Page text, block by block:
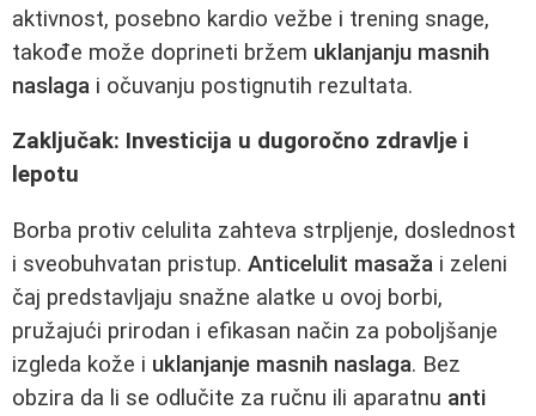
aktivnost, posebno kardio vežbe i trening snage,
takođe može doprineti bržem uklanjanju masnih
naslaga i očuvanju postignutih rezultata.
Zaključak: Investicija u dugoročno zdravlje i
lepotu
Borba protiv celulita zahteva strpljenje, doslednost
i sveobuhvatan pristup. Anticelulit masaža i zeleni
čaj predstavljaju snažne alatke u ovoj borbi,
pružajući prirodan i efikasan način za poboljšanje
izgleda kože i uklanjanje masnih naslaga. Bez
obzira da li se odlučite za ručnu ili aparatnu anti